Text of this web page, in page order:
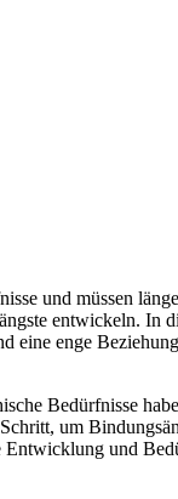
und müssen
entwickeln. In
eine enge
Bedürfnisse
um
und